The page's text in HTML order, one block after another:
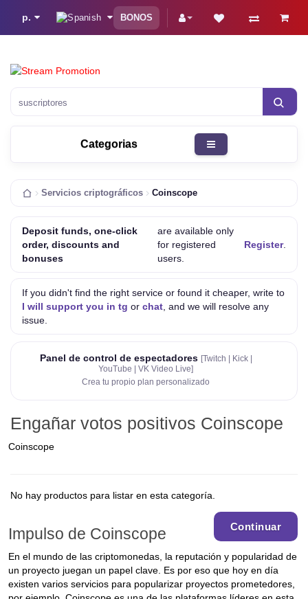
р. BONOS
Categorias
Servicios criptográficos Coinscope
Deposit funds, one-click
order, discounts and
bonuses
are available only
for registered
users.
Register.
If you didn't find the right service or found it cheaper, write to
I will support you in tg or chat , and we will resolve any
issue.
Panel de control de espectadores [Twitch | Kick |
YouTube | VK Video Live]
Crea tu propio plan personalizado
Engañar votos positivos Coinscope
Coinscope
No hay productos para listar en esta categoría.
Continuar
Impulso de Coinscope
En el mundo de las criptomonedas, la reputación y popularidad de
un proyecto juegan un papel clave. Es por eso que hoy en día
existen varios servicios para popularizar proyectos prometedores,